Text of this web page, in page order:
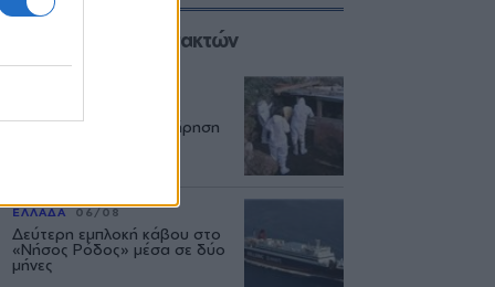
Επιλογές των Συντακτών
εξαπλώνεται και η επιτήρηση
ΕΛΛΑΔΑ 06/08
Δεύτερη εμπλοκή κάβου στο
«Νήσος Ρόδος» μέσα σε δύο
μήνες